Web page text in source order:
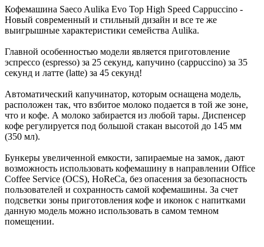
Кофемашина Saeco Aulika Evo Top High Speed Cappuccino -
Новый современный и стильный дизайн и все те же
выигрышные характеристики семейства Aulika.
Главной особенностью модели является приготовление
эспрессо (espresso) за 25 секунд, капучино (cappuccino) за 35
секунд и латте (latte) за 45 секунд!
Автоматический капучинатор, которым оснащена модель,
расположен так, что взбитое молоко подается в той же зоне,
что и кофе. А молоко забирается из любой тары. Диспенсер
кофе регулируется под большой стакан высотой до 145 мм
(350 мл).
Бункеры увеличенной емкости, запираемые на замок, дают
возможность использовать кофемашину в направлении Office
Coffee Service (OCS), HoReСa, без опасения за безопасность
пользователей и сохранность самой кофемашины. За счет
подсветки зоны приготовления кофе и иконок с напитками
данную модель можно использовать в самом темном
помещении.